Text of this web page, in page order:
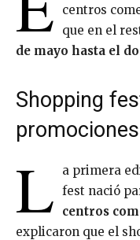
centros
que en el
de mayo hasta el
Shopping
L
a primera
fest nació
centros
explicaron que el